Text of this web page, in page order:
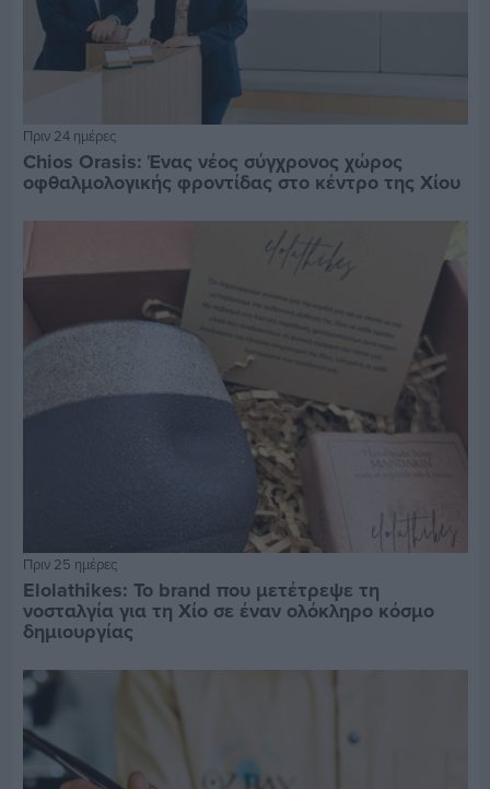
Πριν 24 ημέρες
Chios Orasis: Ένας νέος σύγχρονος χώρος
οφθαλμολογικής φροντίδας στο κέντρο της Χίου
Πριν 25 ημέρες
Elolathikes: Το brand που μετέτρεψε τη
νοσταλγία για τη Χίο σε έναν ολόκληρο κόσμο
δημιουργίας